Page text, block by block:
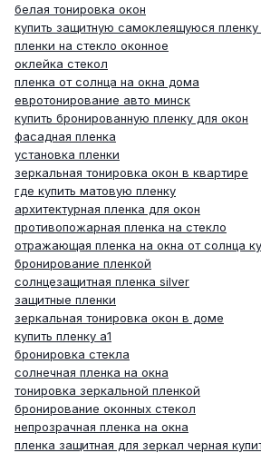
белая тонировка окон
купить защитную самоклеящуюся пленку
пленки на стекло оконное
оклейка стекол
пленка от солнца на окна дома
евротонирование авто минск
купить бронированную пленку для окон
фасадная пленка
установка пленки
зеркальная тонировка окон в квартире
где купить матовую пленку
архитектурная пленка для окон
противопожарная пленка на стекло
отражающая пленка на окна от солнца
бронирование пленкой
солнцезащитная пленка silver
защитные пленки
зеркальная тонировка окон в доме
купить пленку а1
бронировка стекла
солнечная пленка на окна
тонировка зеркальной пленкой
бронирование оконных стекол
непрозрачная пленка на окна
пленка защитная для зеркал черная